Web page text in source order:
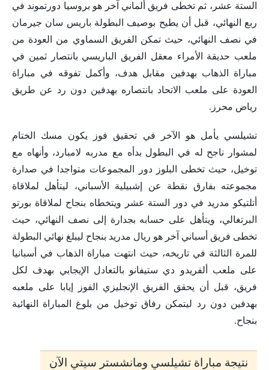
الستة عشر، ثم تخطى فريق ألماني آخر هو بروسيا دورتموند في
ربع النهائي، قبل أن يطيح بوصيف البطولة باريس سان جيرمان
في نصف النهائي، حيث تمكن الفريق السماوي من العودة من
ملعب حديقة الأمراء معقل الفريق الباريسي بانتصار ثمين في
مباراة الذهاب بهدفين مقابل هدف، وأكمل تفوقه في مباراة
العودة على ملعب الاتحاد بانتصاره بهدفين دون رد عن طريق
رياض محرز.
تشيلسي يأمل هو الآخر في تحقيق فوز يكون مسك الختام
لمشوار ناجح له في البطول بدأه مع مدربه لامبارد، وأنهاه مع
توخيل، حيث تخطى البلوز دور المجموعات متواجدا في صدارة
مجموعته بفارق نقطة عن إشبيلية الأسباني، ليتأهل لملاقاة
أتلتيكو مدريد في دور الستة عشر ويتخطاه بنجاح لملاقاة بورتو
البرتغالي، ويتأهل على حسابه بجدارة إلى نصف النهائي، حيث
تخطى فريق أسباني آخر هو ريال مدريد بنجاح ليبلغ نهائي البطولة
للمرة الثالثة في تاريخه، حيث انتهت مباراة الذهاب في أسبانيا
على ملعب ألفريدو دي ستيفانو بالتعادل الإيجابي بهدف لكل
فريق، قبل أن يحقق الفريق الإنجليزي الفوز إيابا على ملعبه
بهدفين دون رد ليتمكن رفاق توخيل من بلوغ المباراة النهائية
بنجاح.
نتيجة مباراة تشيلسي ومانشستر سيتي الآن